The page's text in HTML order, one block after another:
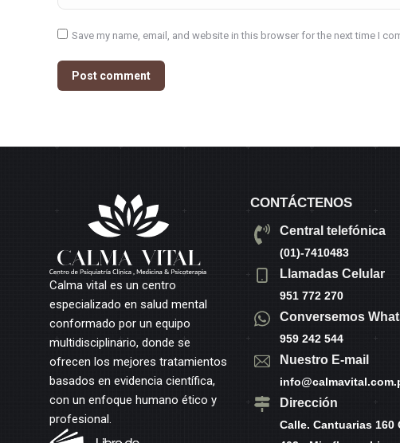
Save my name, email, and website in this browser for the next time I
Post comment
Calma vital es un centro
especializado en salud mental
conformado por un equipo
multidisciplinario, donde se
ofrecen los mejores tratamientos
basados en evidencia científica,
con un enfoque humano ético y
profesional.
CONTÁCTENOS
Central telefónica
(01)-7410483
Llamadas Celular
951 772 270
Conversemos
959 242 544
Nuestro E-mail
Dirección
Calle. Cantuarias 160